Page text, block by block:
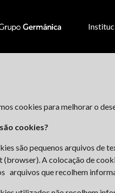
cookies para melhorar o
cookies?
são pequenos arquivos de
(browser). A colocação de
arquivos que recolhem